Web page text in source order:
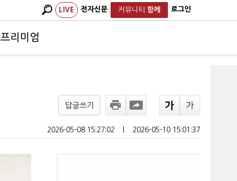
LIVE 전자신문 커뮤니티 함께 로그인
프리미엄
답글쓰기
2026-05-08 15:27:02 2026-05-10 15:01:37